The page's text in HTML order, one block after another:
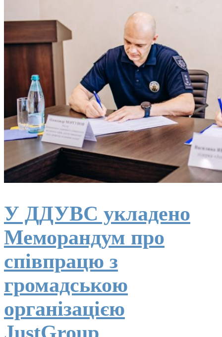
У ДДУВС укладено
Меморандум про
співпрацю з
громадською
організацією